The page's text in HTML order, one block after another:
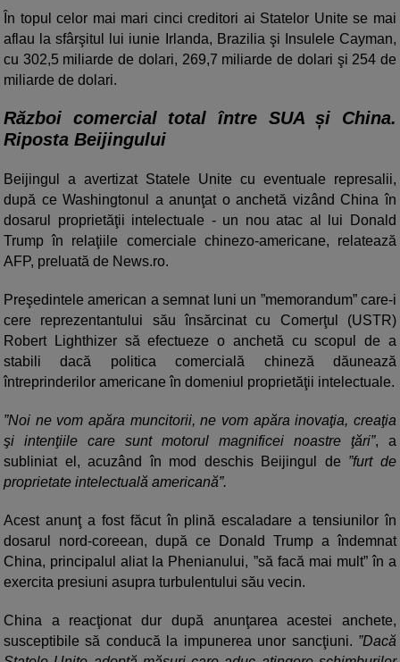
În topul celor mai mari cinci creditori ai Statelor Unite se mai
aflau la sfârşitul lui iunie Irlanda, Brazilia şi Insulele Cayman,
cu 302,5 miliarde de dolari, 269,7 miliarde de dolari şi 254 de
miliarde de dolari.
Război comercial total între SUA și China.
Riposta Beijingului
Beijingul a avertizat Statele Unite cu eventuale represalii,
după ce Washingtonul a anunţat o anchetă vizând China în
dosarul proprietăţii intelectuale - un nou atac al lui Donald
Trump în relaţiile comerciale chinezo-americane, relatează
AFP, preluată de News.ro.
Preşedintele american a semnat luni un ”memorandum” care-i
cere reprezentantului său însărcinat cu Comerţul (USTR)
Robert Lighthizer să efectueze o anchetă cu scopul de a
stabili dacă politica comercială chineză dăunează
întreprinderilor americane în domeniul proprietăţii intelectuale.
”Noi ne vom apăra muncitorii, ne vom apăra inovaţia, creaţia
şi intenţiile care sunt motorul magnificei noastre ţări”, a
subliniat el, acuzând în mod deschis Beijingul de ”furt de
proprietate intelectuală americană”.
Acest anunţ a fost făcut în plină escaladare a tensiunilor în
dosarul nord-coreean, după ce Donald Trump a îndemnat
China, principalul aliat la Phenianului, ”să facă mai mult” în a
exercita presiuni asupra turbulentului său vecin.
China a reacţionat dur după anunţarea acestei anchete,
susceptibile să conducă la impunerea unor sancţiuni. ”Dacă